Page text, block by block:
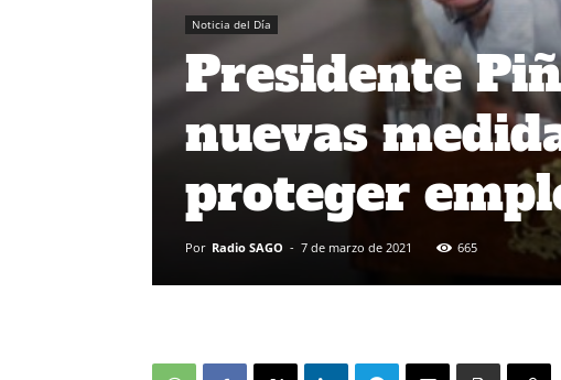
Noticia del Día
Presidente
nuevas
proteger
Por Radio SAGO - 7 de marzo de 2021 665